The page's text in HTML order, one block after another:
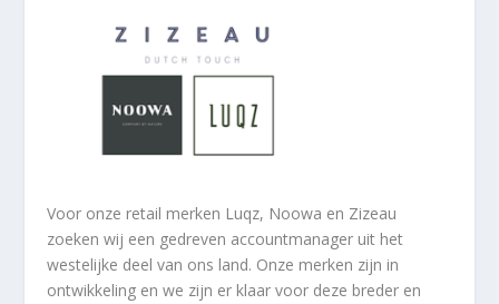
Voor onze retail merken Luqz, Noowa en Zizeau
zoeken wij een gedreven accountmanager uit het
westelijke deel van ons land. Onze merken zijn in
ontwikkeling en we zijn er klaar voor deze breder en